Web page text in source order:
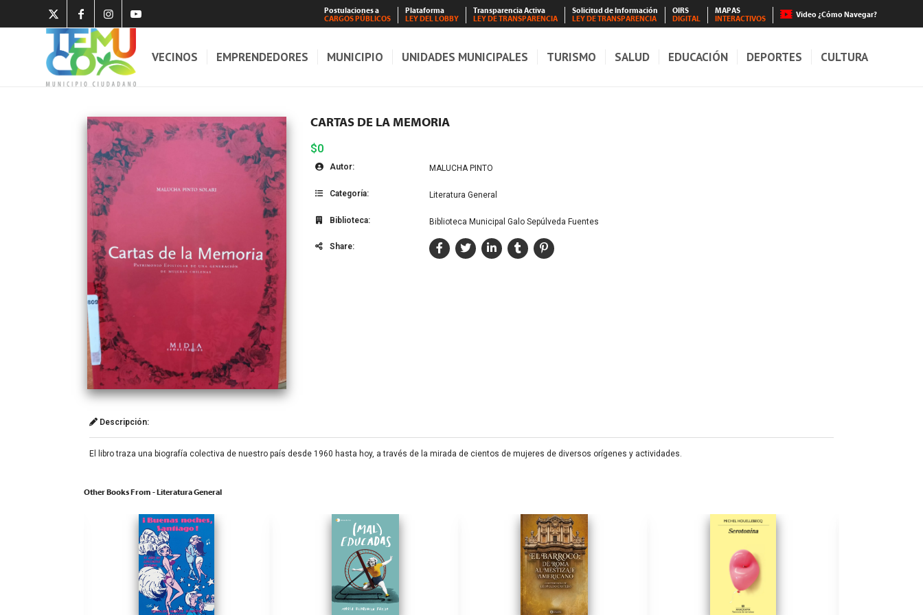
Postulaciones a
CARGOS PÚBLICOS
Plataforma
LEY DEL LOBBY
Transparencia Activa
LEY DE TRANSPARENCIA
Solicitud de Información
LEY DE TRANSPARENCIA
OIRS
DIGITAL
MAPAS
INTERACTIVOS
Video ¿Cómo Navegar?
VECINOS EMPRENDEDORES MUNICIPIO UNIDADES MUNICIPALES TURISMO SALUD EDUCACIÓN DEPORTES CULTURA
CARTAS DE LA MEMORIA
$0
Autor: MALUCHA PINTO
Categoría: Literatura General
Biblioteca: Biblioteca Municipal Galo Sepúlveda Fuentes
Share:
Descripción:
El libro traza una biografía colectiva de nuestro país desde 1960 hasta hoy, a través de la mirada de cientos de mujeres de diversos orígenes y actividades.
Other Books From - Literatura General